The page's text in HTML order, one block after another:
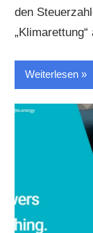
den
Weiterlesen